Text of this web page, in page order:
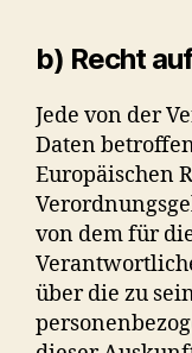
b) Recht
Jede von der
Daten
Europäischen
von dem für
über die zu